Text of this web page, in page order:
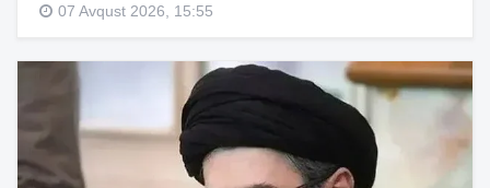
07 Avqust 2026, 15:55